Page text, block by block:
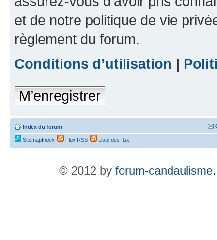
et de notre politique de vie
règlement du forum.
Conditions d’utilisation |
M’enregistrer
Index du forum
SitemapIndex Flux RSS Liste des flux
© 2012 by forum-